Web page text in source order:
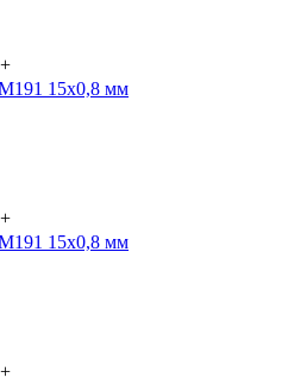
+
15x0,8 мм
+
15x0,8 мм
+